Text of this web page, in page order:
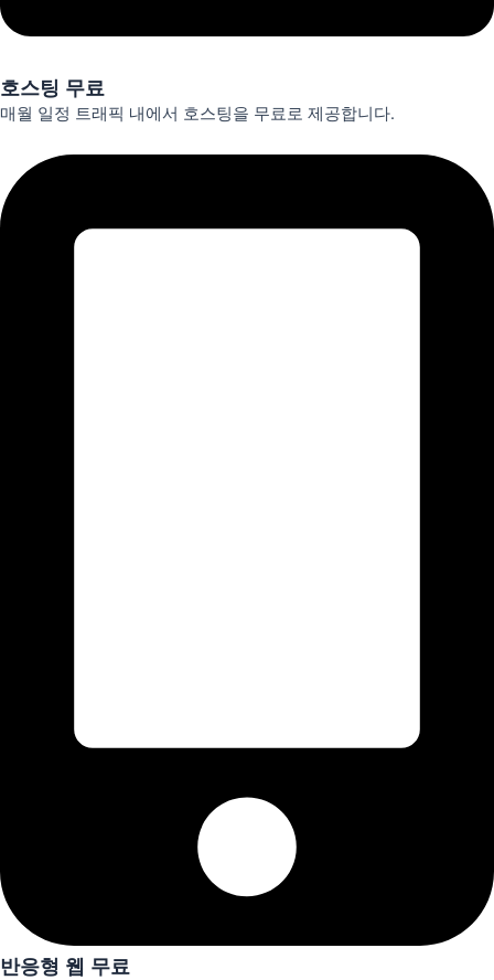
호스팅 무료
매월 일정 트래픽 내에서 호스팅을 무료로 제공합니다.
반응형 웹 무료